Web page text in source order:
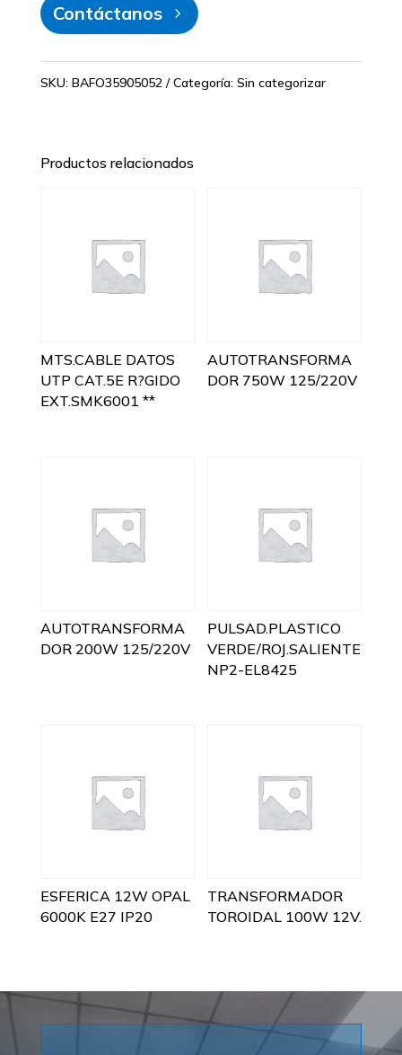
Contáctanos
SKU: BAFO35905052 Categoría: Sin categorizar
Productos relacionados
MTS.CABLE DATOS
UTP CAT.5E R?GIDO
EXT.SMK6001 **
AUTOTRANSFORMA
DOR 750W 125/220V
AUTOTRANSFORMA
DOR 200W 125/220V
PULSAD.PLASTICO
VERDE/ROJ.SALIENTE
NP2-EL8425
ESFERICA 12W OPAL
6000K E27 IP20
TRANSFORMADOR
TOROIDAL 100W 12V.